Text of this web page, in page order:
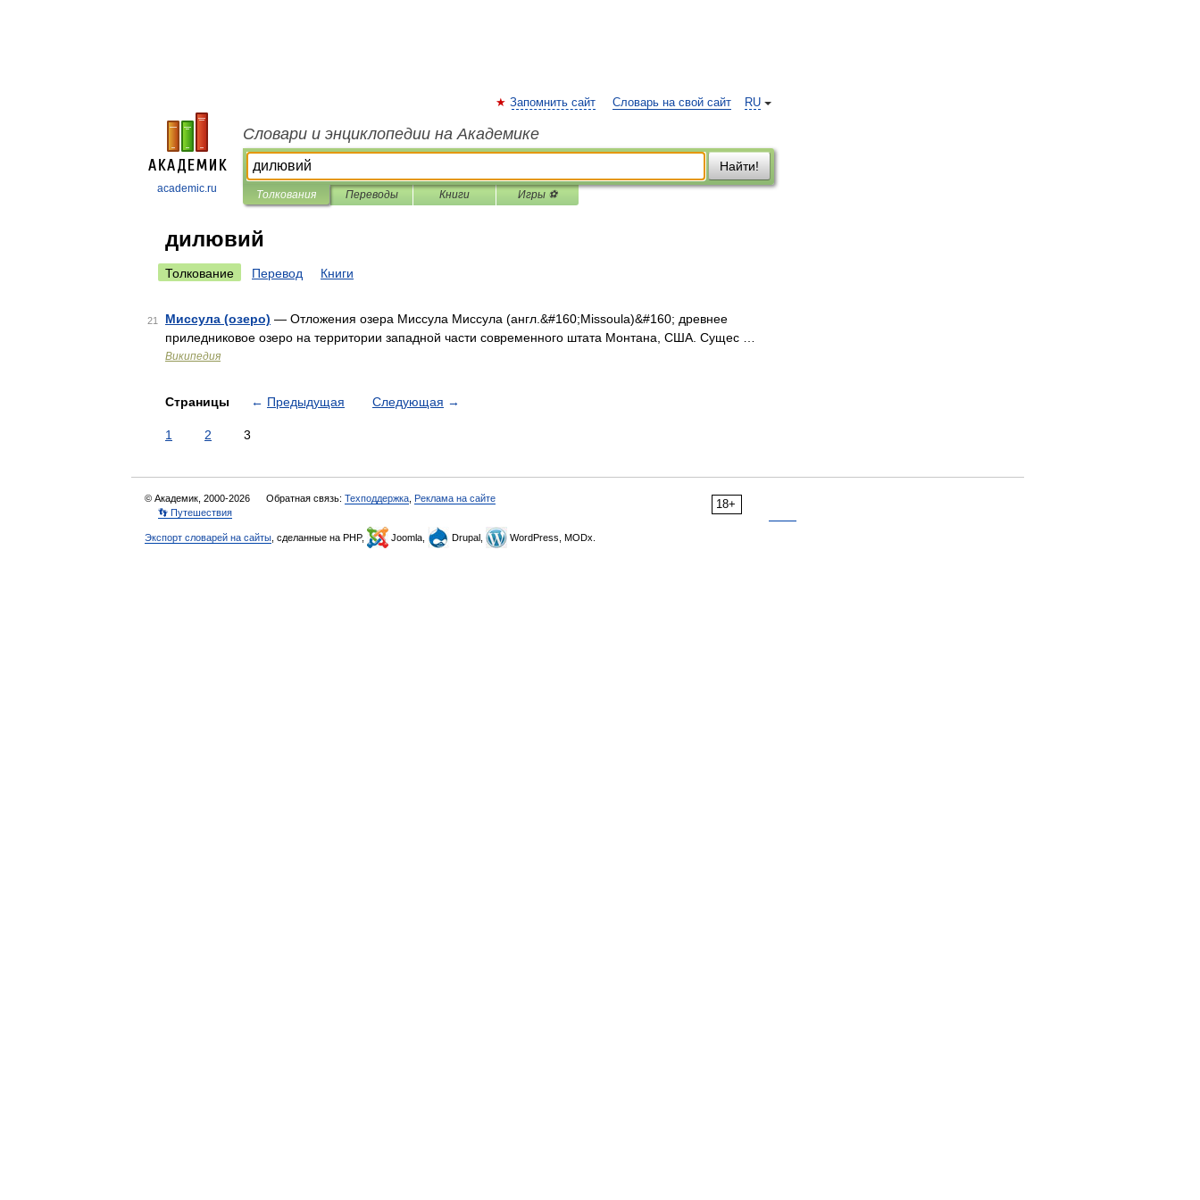
academic.ru
RU
Запомнить сайт Словарь на свой сайт
Словари и энциклопедии на Академике
Найти!
Толкования Переводы Книги Игры ⚽
дилювий
Толкование Перевод Книги
21 Миссула (озеро) — Отложения озера Миссула Миссула (англ.&#160;Missoula)&#160; древнее
приледниковое озеро на территории западной части современного штата Монтана, США. Сущес …
Википедия
Страницы ← Предыдущая Следующая →
1 2 3
18+
© Академик, 2000-2026 Обратная связь: Техподдержка Реклама на сайте
👣 Путешествия
Экспорт словарей на сайты , сделанные на PHP, Joomla, Drupal, WordPress, MODx.